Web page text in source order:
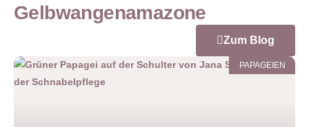
Gelbwangenamazone
Zum Blog
PAPAGEIEN